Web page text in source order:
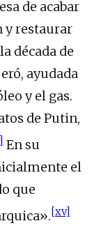
de acabar
y restaurar
década de
ayudada
y el gas.
de Putin,
En su
el
que
[xv]